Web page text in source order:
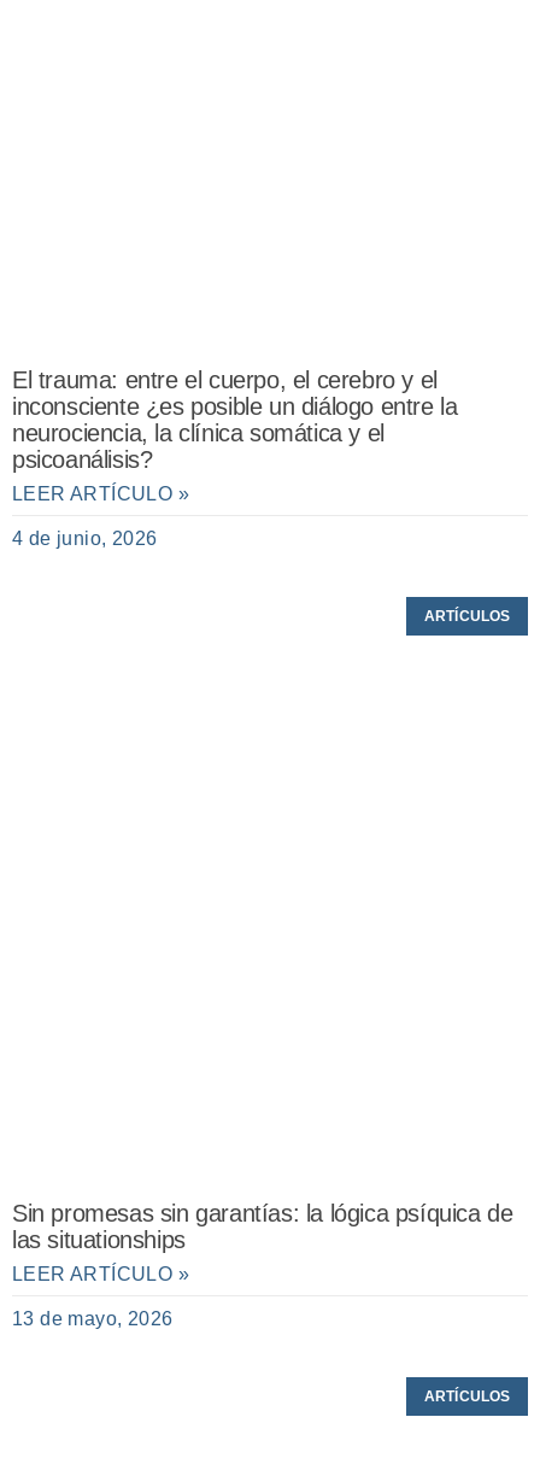
El trauma: entre el cuerpo, el cerebro y el
inconsciente ¿es posible un diálogo entre la
neurociencia, la clínica somática y el
psicoanálisis?
LEER ARTÍCULO »
4 de junio, 2026
ARTÍCULOS
Sin promesas sin garantías: la lógica psíquica de
las situationships
LEER ARTÍCULO »
13 de mayo, 2026
ARTÍCULOS